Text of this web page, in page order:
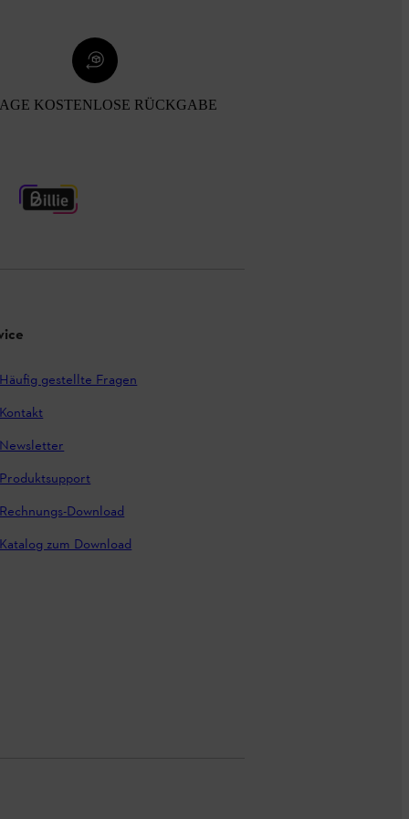
KOSTENLOSE RÜCKGABE
Häufig gestellte Fragen
Kontakt
Newsletter
Produktsupport
Rechnungs-Download
Katalog zum Download